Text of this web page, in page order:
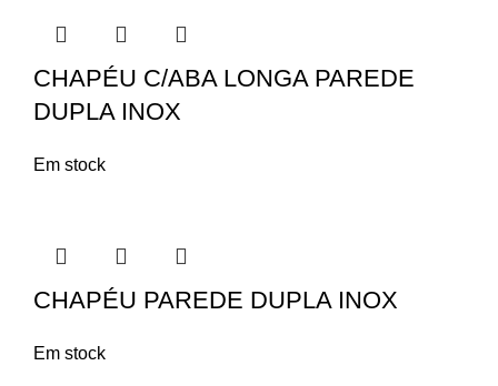
CHAPÉU C/ABA LONGA PAREDE
DUPLA INOX
Em stock
CHAPÉU PAREDE DUPLA INOX
Em stock